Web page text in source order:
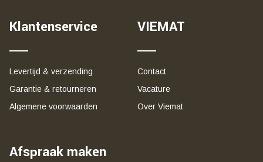
Klantenservice
Levertijd & verzending
Garantie & retourneren
Algemene voorwaarden
VIEMAT
Contact
Vacature
Over Viemat
Afspraak maken